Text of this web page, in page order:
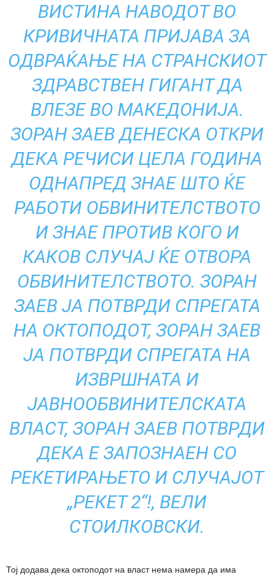
ВИСТИНА НАВОДОТ ВО
КРИВИЧНАТА ПРИЈАВА ЗА
ОДВРАЌАЊЕ НА СТРАНСКИОТ
ЗДРАВСТВЕН ГИГАНТ ДА
ВЛЕЗЕ ВО МАКЕДОНИЈА.
ЗОРАН ЗАЕВ ДЕНЕСКА ОТКРИ
ДЕКА РЕЧИСИ ЦЕЛА ГОДИНА
ОДНАПРЕД ЗНАЕ ШТО ЌЕ
РАБОТИ ОБВИНИТЕЛСТВОТО
И ЗНАЕ ПРОТИВ КОГО И
КАКОВ СЛУЧАЈ ЌЕ ОТВОРА
ОБВИНИТЕЛСТВОТО. ЗОРАН
ЗАЕВ ЈА ПОТВРДИ СПРЕГАТА
НА ОКТОПОДОТ, ЗОРАН ЗАЕВ
ЈА ПОТВРДИ СПРЕГАТА НА
ИЗВРШНАТА И
ЈАВНООБВИНИТЕЛСКАТА
ВЛАСТ, ЗОРАН ЗАЕВ ПОТВРДИ
ДЕКА Е ЗАПОЗНАЕН СО
РЕКЕТИРАЊЕТО И СЛУЧАЈОТ
„РЕКЕТ 2“!, ВЕЛИ
СТОИЛКОВСКИ.
Тој додава дека октоподот на власт нема намера да има